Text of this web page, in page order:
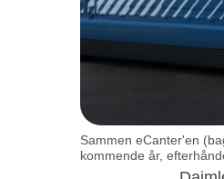
Sammen eCanter'en
kommende år,